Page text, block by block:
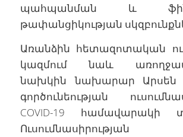
պահպանման և
թափանցիկության
Առանձին հետազոտական
կազմում նաև
նախկին նախարար Արսեն
գործունեության
COVID-19 համավարակի
Ուսումնասիրության